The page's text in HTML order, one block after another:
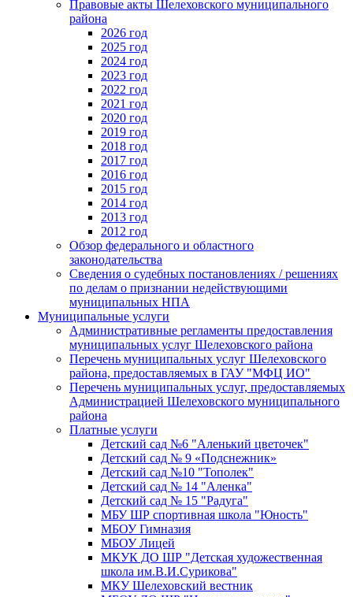
Правовые акты Шелеховского муниципального
района
2026 год
2025 год
2024 год
2023 год
2022 год
2021 год
2020 год
2019 год
2018 год
2017 год
2016 год
2015 год
2014 год
2013 год
2012 год
Обзор федерального и областного
законодательства
Сведения о судебных постановлениях / решениях
по делам о признании недействующими
муниципальных НПА
Муниципальные услуги
Административные регламенты предоставления
муниципальных услуг Шелеховского района
Перечень муниципальных услуг Шелеховского
района, предоставляемых в ГАУ "МФЦ ИО"
Перечень муниципальных услуг, предоставляемых
Администрацией Шелеховского муниципального
района
Платные услуги
Детский сад №6 "Аленький цветочек"
Детский сад № 9 «Подснежник»
Детский сад №10 "Тополек"
Детский сад № 14 "Аленка"
Детский сад № 15 "Радуга"
МБУ ШР спортивная школа "Юность"
МБОУ Гимназия
МБОУ Лицей
МКУК ДО ШР "Детская художественная
школа им.В.И.Сурикова"
МКУ Шелеховский вестник